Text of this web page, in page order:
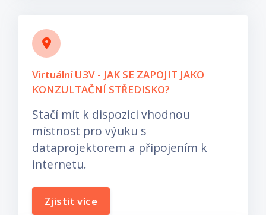
Virtuální U3V - JAK SE ZAPOJIT JAKO
KONZULTAČNÍ STŘEDISKO?
Stačí mít k dispozici vhodnou
místnost pro výuku s
dataprojektorem a připojením k
internetu.
Zjistit více